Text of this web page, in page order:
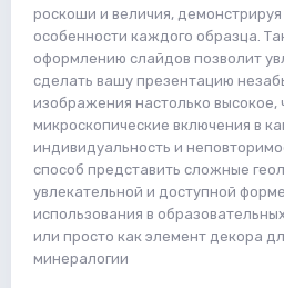
роскоши и величия,
особенности каждого образца.
оформлению слайдов позволит
сделать вашу презентацию
изображения настолько
микроскопические включения в
индивидуальность и
способ представить сложные
увлекательной и доступной
использования в
или просто как элемент декора
минералогии